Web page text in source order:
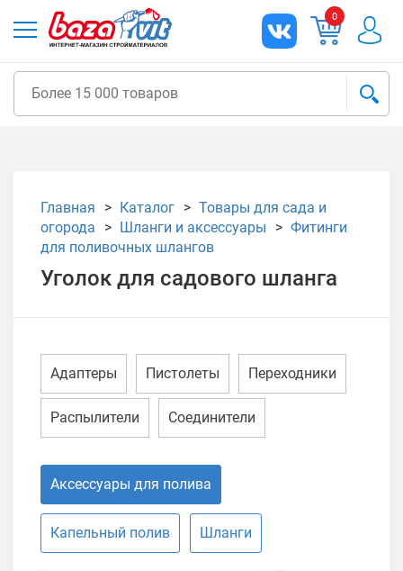
0
Главная Каталог
Товары для сада и
огорода
Шланги и аксессуары
Фитинги
для поливочных шлангов
Уголок для садового шланга
Адаптеры Пистолеты Переходники
Распылители Соединители
Аксессуары для полива
Капельный полив Шланги